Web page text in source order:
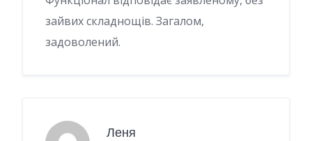
зайвих складнощів. Загалом,
задоволений.
Леня